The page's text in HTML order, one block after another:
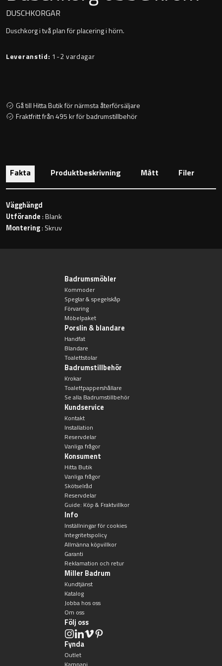
Heltäckande handfat
Tvättställsblandare
Bottenventiler
Toalettstolar
Vägghängd toalettstol
Toalettpappershållare
Handduksringar
Handduksstänger
Badkarshandtag
Sminkspeglar
Speglar utan belysning
Toalettborstset
Handtag & knoppar
Montana
Orlando
Signature
DUSCHKORGAR
Duschkorg i två plan för placering i hörn.
Leveranstid: 1-2 vardagar
Gå till Hitta Butik för närmsta återförsäljare
Fraktfritt från 495 kr för badrumstillbehör
Fakta Produktbeskrivning Mått Filer
Vägghängd
Utförande: Blank
Montering: Skruv
Badrumsmöbler
Kommoder
Speglar & spegelskåp
Förvaring
Möbelpaket
Porslin & blandare
Handfat
Blandare
Toalettstolar
Badrumstillbehör
Krokar
Toalettpappershållare
Se alla Badrumstillbehör
Kundservice
Kontakt
Installation
Reservdelar
Vanliga frågor
Konsument
Hitta Butik
Vanliga frågor
Skötselråd
Reservdelar
Guide: Köp & Fraktvillkor
Info
Inställningar för cookies
Integritetspolicy
Allmänna köpvillkor
Garanti
Reklamation och retur
Miller Badrum
Kundtjänst
Katalog
Jobba hos oss
Om oss
Följ oss
Fynda
Outlet